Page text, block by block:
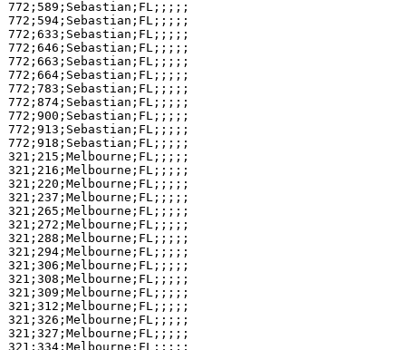
772;589;Sebastian;FL;;;;;
772;594;Sebastian;FL;;;;;
772;633;Sebastian;FL;;;;;
772;646;Sebastian;FL;;;;;
772;663;Sebastian;FL;;;;;
772;664;Sebastian;FL;;;;;
772;783;Sebastian;FL;;;;;
772;874;Sebastian;FL;;;;;
772;900;Sebastian;FL;;;;;
772;913;Sebastian;FL;;;;;
772;918;Sebastian;FL;;;;;
321;215;Melbourne;FL;;;;;
321;216;Melbourne;FL;;;;;
321;220;Melbourne;FL;;;;;
321;237;Melbourne;FL;;;;;
321;265;Melbourne;FL;;;;;
321;272;Melbourne;FL;;;;;
321;288;Melbourne;FL;;;;;
321;294;Melbourne;FL;;;;;
321;306;Melbourne;FL;;;;;
321;308;Melbourne;FL;;;;;
321;309;Melbourne;FL;;;;;
321;312;Melbourne;FL;;;;;
321;326;Melbourne;FL;;;;;
321;327;Melbourne;FL;;;;;
321;334;Melbourne;FL;;;;;